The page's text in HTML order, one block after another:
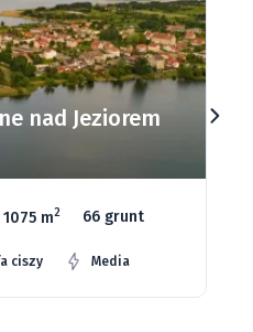
nad Jeziorem
m2 66 grunt
ciszy Media